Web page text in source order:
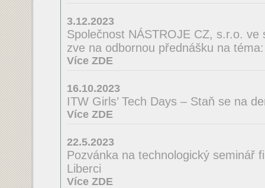
3.12.2023
Společnost NÁSTROJE CZ, s.r.o. ve
zve na odbornou přednášku na
Více ZDE
16.10.2023
ITW Girls’ Tech Days – Staň se na
Více ZDE
22.5.2023
Pozvánka na technologický seminář
Liberci
Více ZDE